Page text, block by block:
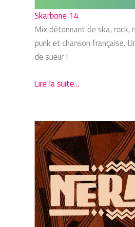
Skarbone 14
Mix détonnant de ska, rock,
punk et chanson française.
de sueur !
Lire la suite…